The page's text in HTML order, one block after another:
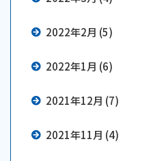
2022年2月 (5)
2022年1月 (6)
2021年12月 (7)
2021年11月 (4)